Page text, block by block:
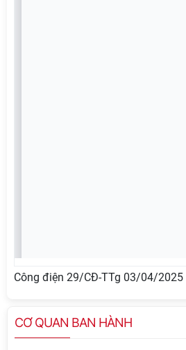
Công điện 29/CĐ-TTg 03/04/2025
CƠ QUAN BAN HÀNH